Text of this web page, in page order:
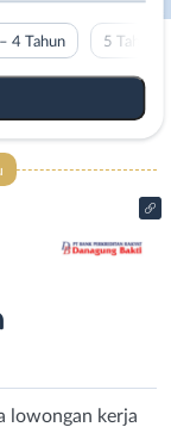
4 Tahun 5 Tahun
lowongan kerja